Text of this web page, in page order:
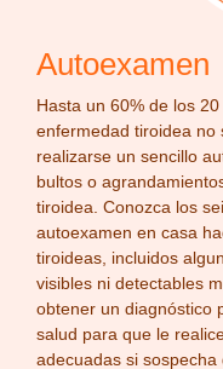
Autoexamen
Hasta un 60% de los
enfermedad tiroidea no
realizarse un sencillo
bultos o
tiroidea. Conozca los
autoexamen en casa
tiroideas, incluidos
visibles ni detectables
obtener un diagnóstico
salud para que le
adecuadas si sospecha